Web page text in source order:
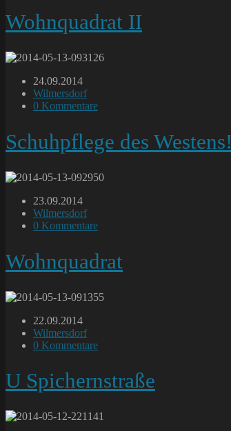
Wohnquadrat II
Beitrag
veröffentlicht:
24.09.2014
Beitrags-
Kategorie:
Wilmersdorf
Beitrags-
0 Kommentare
Schuhpflege des Westens!
Beitrag
veröffentlicht:
23.09.2014
Beitrags-
Kategorie:
Wilmersdorf
Beitrags-
0 Kommentare
Wohnquadrat
Beitrag
veröffentlicht:
22.09.2014
Beitrags-
Kategorie:
Wilmersdorf
Beitrags-
0 Kommentare
U Spichernstraße